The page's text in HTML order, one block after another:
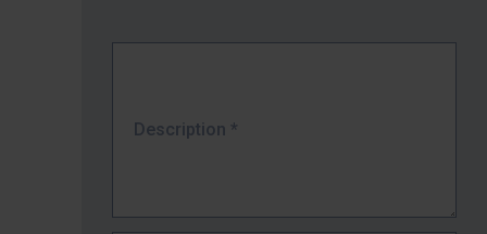
Description *